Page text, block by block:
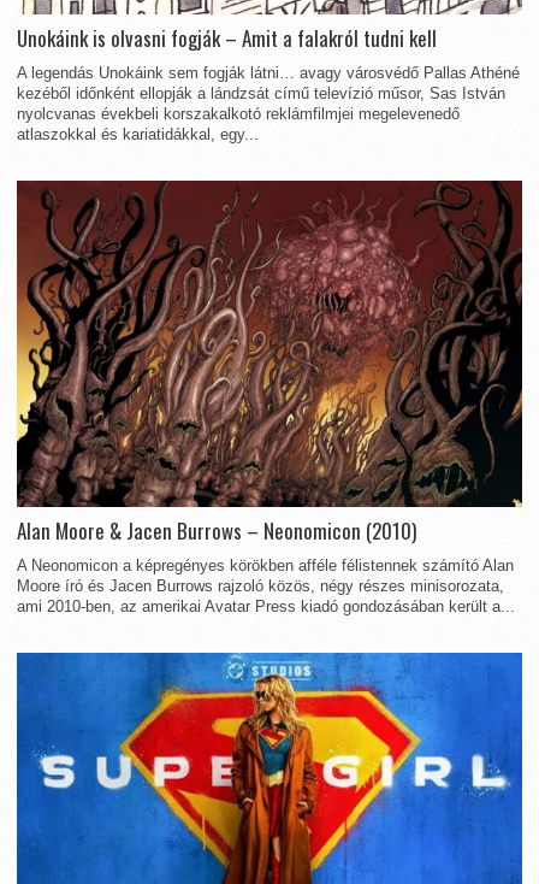
Unokáink is olvasni fogják – Amit a falakról tudni kell
A legendás Unokáink sem fogják látni… avagy városvédő Pallas Athéné
kezéből időnként ellopják a lándzsát című televízió műsor, Sas István
nyolcvanas évekbeli korszakalkotó reklámfilmjei megelevenedő
atlaszokkal és kariatidákkal, egy...
Alan Moore & Jacen Burrows – Neonomicon (2010)
A Neonomicon a képregényes körökben afféle félistennek számító Alan
Moore író és Jacen Burrows rajzoló közös, négy részes minisorozata,
ami 2010-ben, az amerikai Avatar Press kiadó gondozásában került a...